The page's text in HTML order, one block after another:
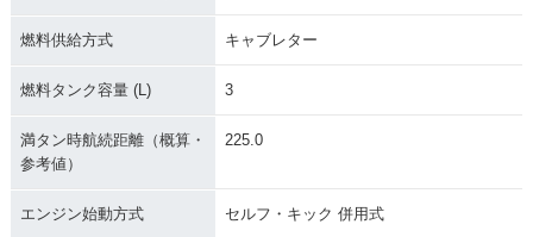
燃料供給方式 キャブレター
燃料タンク容量 (L) 3
満タン時航続距離（概算・
参考値）
225.0
エンジン始動方式 セルフ・キック 併用式